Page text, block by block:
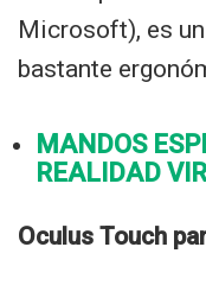
Microsoft), es
bastante
MANDOS
REALIDAD
Oculus Touch